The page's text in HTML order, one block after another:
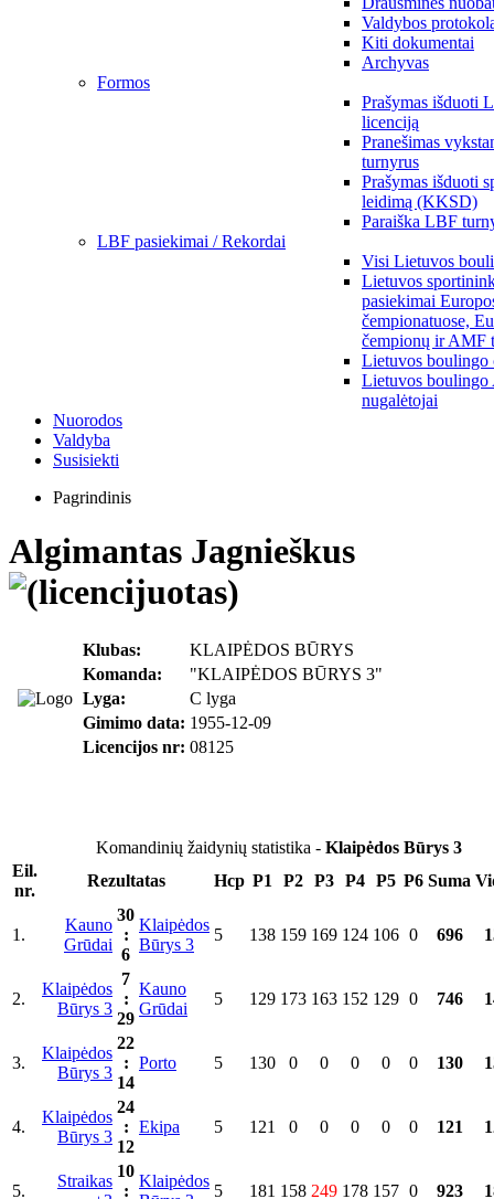
Valdybos
Kiti dokumentai
Archyvas
Formos
Prašymas išduoti
licenciją
Pranešimas
turnyrus
Prašymas išduoti
leidimą (KKSD)
Paraiška LBF
LBF pasiekimai / Rekordai
Visi Lietuvos
Lietuvos
pasiekimai
čempionatuose,
čempionų ir AMF
Lietuvos boulingo
Lietuvos boulingo
nugalėtojai
Nuorodos
Valdyba
Susisiekti
Pagrindinis
Algimantas Jagnieškus
Klubas:
KLAIPĖDOS BŪRYS
Komanda:
"KLAIPĖDOS BŪRYS 3"
Lyga:
C lyga
Gimimo data: 1955-12-09
Licencijos nr: 08125
Komandinių žaidynių statistika - Klaipėdos Būrys 3
Eil.
nr.
Rezultatas Hcp P1 P2 P3 P4 P5 P6 Suma
1.
Kauno
Grūdai
30
:
6
Klaipėdos
Būrys 3
5 138 159 169 124 106 0 696
2.
Klaipėdos
Būrys 3
7
:
29
Kauno
Grūdai
5 129 173 163 152 129 0 746
3.
Klaipėdos
Būrys 3
22
:
14
Porto 5 130 0 0 0 0 0 130
4.
Klaipėdos
Būrys 3
24
:
12
Ekipa 5 121 0 0 0 0 0 121
5.
Straikas
10
:
Klaipėdos
5 181 158 249 178 157 0 923